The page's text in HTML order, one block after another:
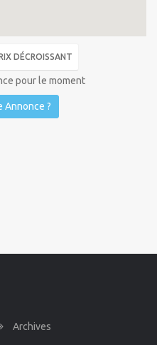
DÉCROISSANT
pour le moment
Annonce ?
Archives